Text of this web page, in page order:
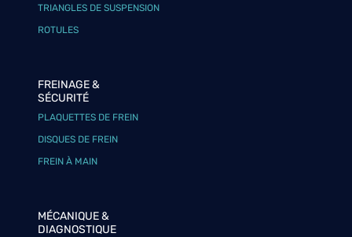
TRIANGLES DE SUSPENSION
ROTULES
FREINAGE &
SÉCURITÉ
PLAQUETTES DE FREIN
DISQUES DE FREIN
FREIN À MAIN
MÉCANIQUE &
DIAGNOSTIQUE